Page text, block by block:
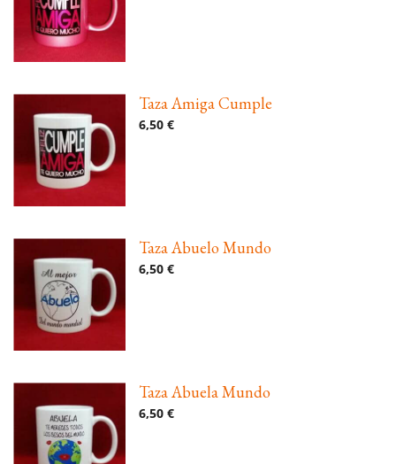
Taza Amiga Cumple
6,50 €
Taza Abuelo Mundo
6,50 €
Taza Abuela Mundo
6,50 €